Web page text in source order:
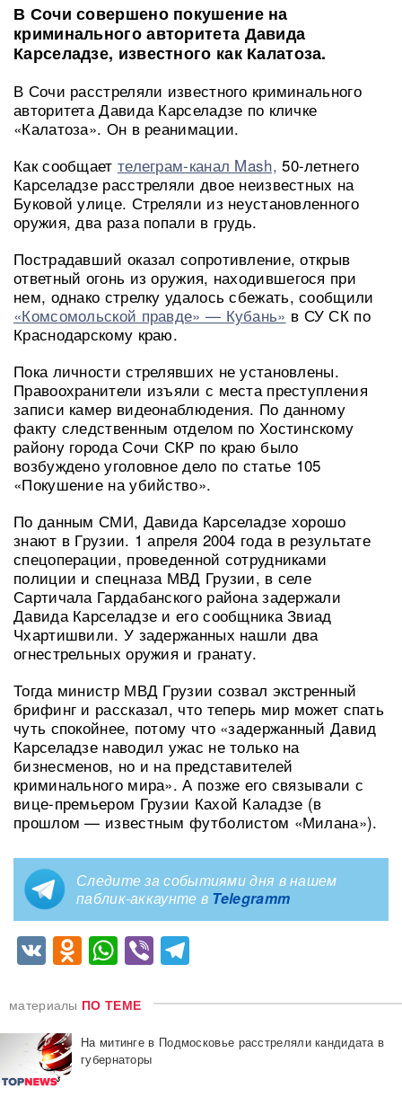
В Сочи совершено покушение на
криминального авторитета Давида
Карселадзе, известного как Калатоза.
В Сочи расстреляли известного криминального
авторитета Давида Карселадзе по кличке
«Калатоза». Он в реанимации.
Как сообщает телеграм-канал Mash, 50-летнего
Карселадзе расстреляли двое неизвестных на
Буковой улице. Стреляли из неустановленного
оружия, два раза попали в грудь.
Пострадавший оказал сопротивление, открыв
ответный огонь из оружия, находившегося при
нем, однако стрелку удалось сбежать, сообщили
«Комсомольской правде» — Кубань» в СУ СК по
Краснодарскому краю.
Пока личности стрелявших не установлены.
Правоохранители изъяли с места преступления
записи камер видеонаблюдения. По данному
факту следственным отделом по Хостинскому
району города Сочи СКР по краю было
возбуждено уголовное дело по статье 105
«Покушение на убийство».
По данным СМИ, Давида Карселадзе хорошо
знают в Грузии. 1 апреля 2004 года в результате
спецоперации, проведенной сотрудниками
полиции и спецназа МВД Грузии, в селе
Сартичала Гардабанского района задержали
Давида Карселадзе и его сообщника Звиад
Чхартишвили. У задержанных нашли два
огнестрельных оружия и гранату.
Тогда министр МВД Грузии созвал экстренный
брифинг и рассказал, что теперь мир может спать
чуть спокойнее, потому что «задержанный Давид
Карселадзе наводил ужас не только на
бизнесменов, но и на представителей
криминального мира». А позже его связывали с
вице-премьером Грузии Кахой Каладзе (в
прошлом — известным футболистом «Милана»).
Следите за событиями дня в нашем
паблик-аккаунте в Telegramm
VKOdnoklassniki
WhatsApp
Viber
материалы ПО ТЕМЕ
На митинге в Подмосковье расстреляли кандидата в
губернаторы